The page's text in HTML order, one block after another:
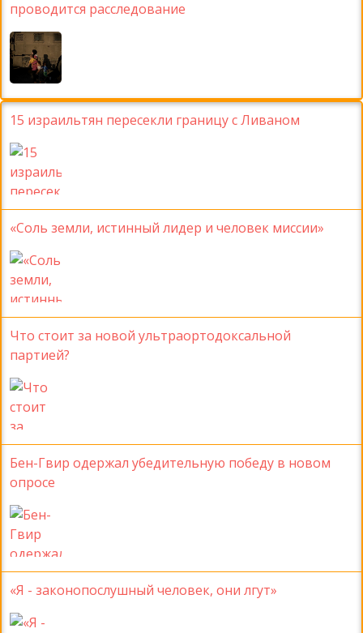
проводится расследование
15 израильтян пересекли границу с Ливаном
«Соль земли, истинный лидер и человек миссии»
Что стоит за новой ультраортодоксальной
партией?
Бен-Гвир одержал убедительную победу в новом
опросе
«Я - законопослушный человек, они лгут»